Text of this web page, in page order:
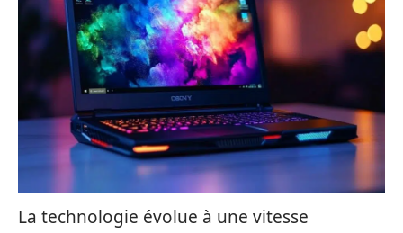
La technologie évolue à une vitesse